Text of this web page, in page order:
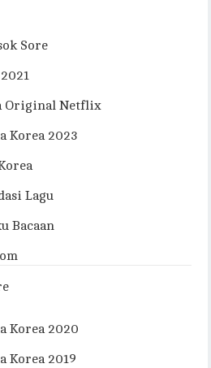
Sore
Original Netflix
Korea 2023
Lagu
Bacaan
Korea 2020
Korea 2019